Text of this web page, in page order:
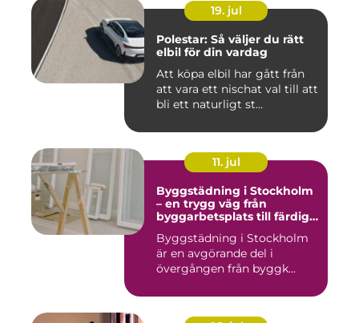
19. jul
Polestar: Så väljer du rätt
elbil för din vardag
Att köpa elbil har gått från
att vara ett nischat val till att
bli ett naturligt st...
11. jul
Byggstädning i Stockholm
– en trygg väg från
byggarbetsplats till färdig
Byggstädning i Stockholm
är en avgörande del i
övergången från byggk...